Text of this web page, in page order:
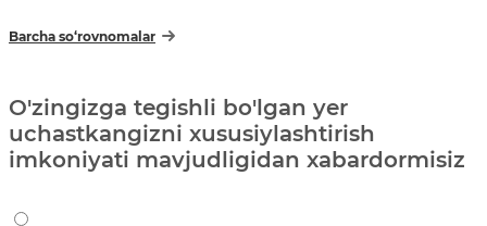
Barcha so‘rovnomalar
O'zingizga tegishli bo'lgan yer
uchastkangizni xususiylashtirish
imkoniyati mavjudligidan xabardormisiz